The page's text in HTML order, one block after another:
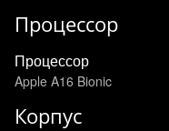
Процессор
Процессор
Apple A16 Bionic
Корпус